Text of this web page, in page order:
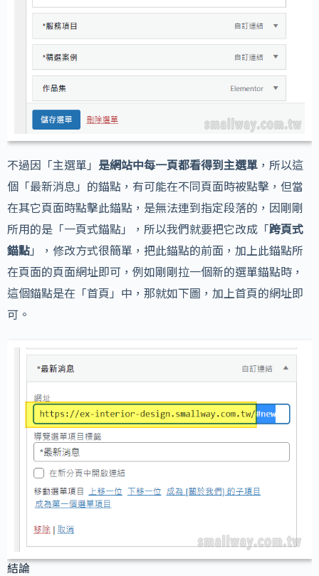
不過因「主選單」 是網站中每一頁都看得到主選單 ，所以這
個「最新消息」的錨點，有可能在不同頁面時被點擊，但當
在其它頁面時點擊此錨點，是無法連到指定段落的，因剛剛
所用的是「一頁式錨點」，所以我們就要把它改成「 跨頁式
錨點 」，修改方式很簡單，把此錨點的前面，加上此錨點所
在頁面的頁面網址即可，例如剛剛拉一個新的選單錨點時，
這個錨點是在「首頁」中，那就如下圖，加上首頁的網址即
可。
結論